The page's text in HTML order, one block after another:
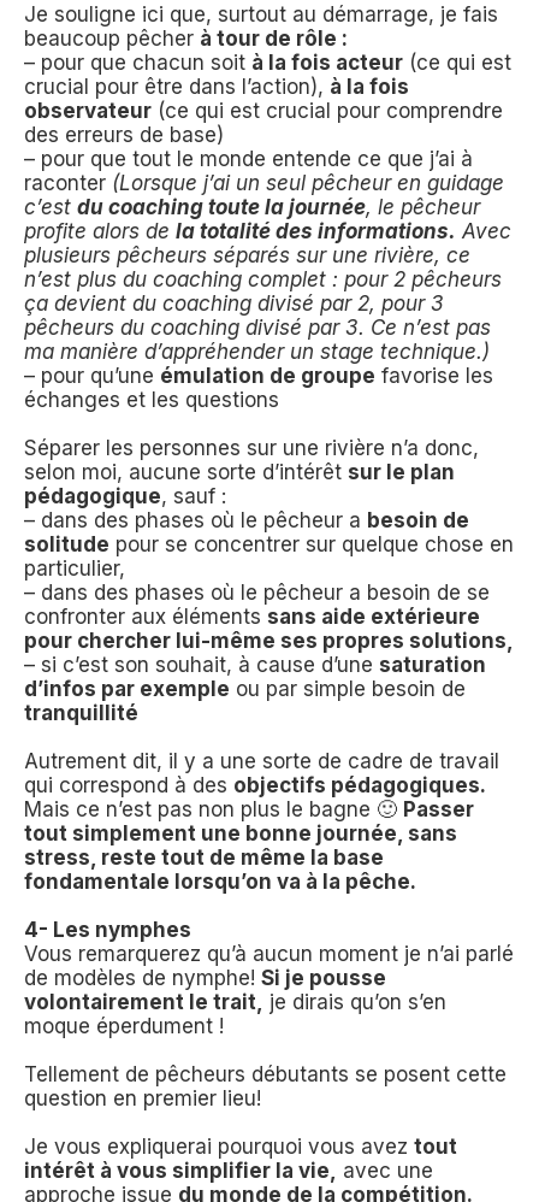
Je souligne ici que, surtout au démarrage, je fais
beaucoup pêcher à tour de rôle :
– pour que chacun soit à la fois acteur (ce qui est
crucial pour être dans l’action), à la fois
observateur (ce qui est crucial pour comprendre
des erreurs de base)
– pour que tout le monde entende ce que j’ai à
raconter (Lorsque j’ai un seul pêcheur en guidage
c’est du coaching toute la journée, le pêcheur
profite alors de la totalité des informations. Avec
plusieurs pêcheurs séparés sur une rivière, ce
n’est plus du coaching complet : pour 2 pêcheurs
ça devient du coaching divisé par 2, pour 3
pêcheurs du coaching divisé par 3. Ce n’est pas
ma manière d’appréhender un stage technique.)
– pour qu’une émulation de groupe favorise les
échanges et les questions
Séparer les personnes sur une rivière n’a donc,
selon moi, aucune sorte d’intérêt sur le plan
pédagogique, sauf :
– dans des phases où le pêcheur a besoin de
solitude pour se concentrer sur quelque chose en
particulier,
– dans des phases où le pêcheur a besoin de se
confronter aux éléments sans aide extérieure
pour chercher lui-même ses propres solutions,
– si c’est son souhait, à cause d’une saturation
d’infos par exemple ou par simple besoin de
tranquillité
Autrement dit, il y a une sorte de cadre de travail
qui correspond à des objectifs pédagogiques.
Mais ce n’est pas non plus le bagne 🙂 Passer
tout simplement une bonne journée, sans
stress, reste tout de même la base
fondamentale lorsqu’on va à la pêche.
4- Les nymphes
Vous remarquerez qu’à aucun moment je n’ai parlé
de modèles de nymphe! Si je pousse
volontairement le trait,
je dirais qu’on s’en
moque éperdument !
Tellement de pêcheurs débutants se posent cette
question en premier lieu!
Je vous expliquerai pourquoi vous avez tout
intérêt à vous simplifier la vie,
avec une
approche issue du monde de la compétition.